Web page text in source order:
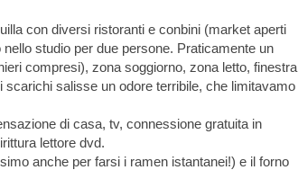
con diversi ristoranti e conbini (market aperti
studio per due persone. Praticamente un
compresi), zona soggiorno, zona letto, finestra
salisse un odore terribile, che limitavamo
di casa, tv, connessione gratuita in
lettore dvd.
anche per farsi i ramen istantanei!) e il forno